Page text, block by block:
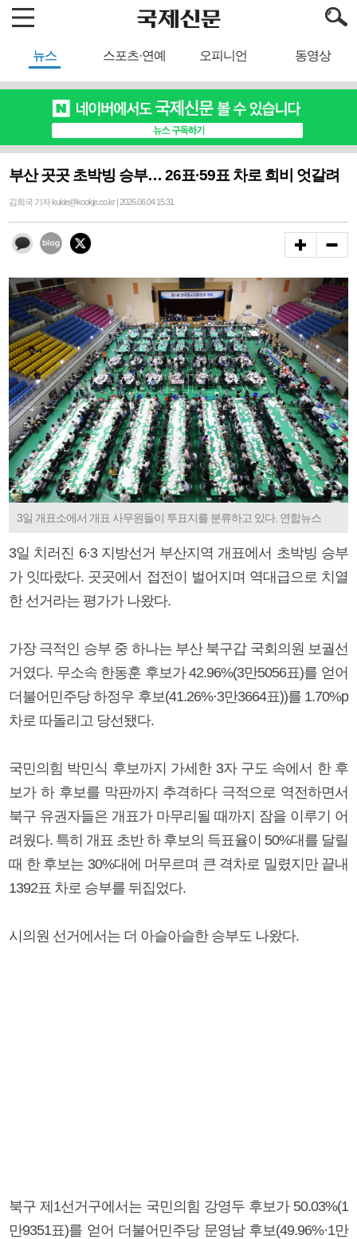
뉴스 스포츠·연예 오피니언 동영상
부산 곳곳 초박빙 승부… 26표·59표 차로 희비 엇갈려
김희국 기자 kukie@kookje.co.kr | 2026.06.04 15:31
3일 개표소에서 개표 사무원들이 투표지를 분류하고 있다. 연합뉴스
3일 치러진 6·3 지방선거 부산지역 개표에서 초박빙 승부
가 잇따랐다. 곳곳에서 접전이 벌어지며 역대급으로 치열
한 선거라는 평가가 나왔다.
가장 극적인 승부 중 하나는 부산 북구갑 국회의원 보궐선
거였다. 무소속 한동훈 후보가 42.96%(3만5056표)를 얻어
더불어민주당 하정우 후보(41.26%·3만3664표))를 1.70%p
차로 따돌리고 당선됐다.
국민의힘 박민식 후보까지 가세한 3자 구도 속에서 한 후
보가 하 후보를 막판까지 추격하다 극적으로 역전하면서
북구 유권자들은 개표가 마무리될 때까지 잠을 이루기 어
려웠다. 특히 개표 초반 하 후보의 득표율이 50%대를 달릴
때 한 후보는 30%대에 머무르며 큰 격차로 밀렸지만 끝내
1392표 차로 승부를 뒤집었다.
시의원 선거에서는 더 아슬아슬한 승부도 나왔다.
북구 제1선거구에서는 국민의힘 강영두 후보가 50.03%(1
만9351표)를 얻어 더불어민주당 문영남 후보(49.96%·1만